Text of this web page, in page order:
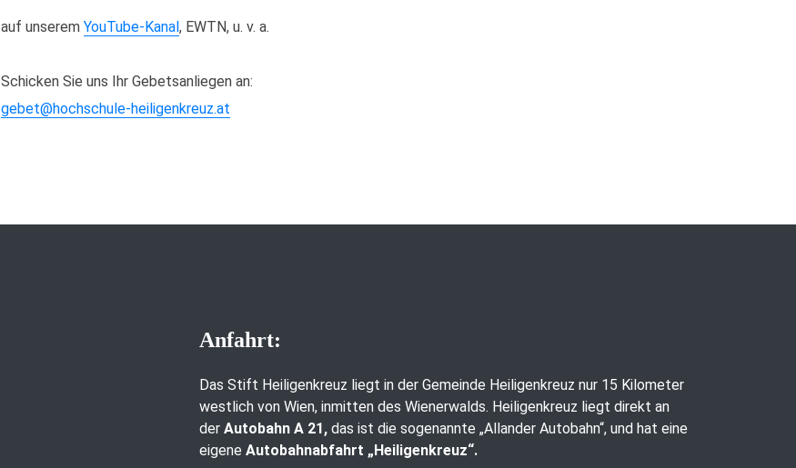
auf unseremYouTube-Kanal, EWTN, u. v. a.
Schicken Sie uns Ihr Gebetsanliegen an:
gebet@hochschule-heiligenkreuz.at
Anfahrt:
Das Stift Heiligenkreuz liegt in der Gemeinde Heiligenkreuz nur 15 Kilometer
westlich von Wien, inmitten des Wienerwalds. Heiligenkreuz liegt direkt an
der Autobahn A 21, das ist die sogenannte „Allander Autobahn“, und hat eine
eigene Autobahnabfahrt „Heiligenkreuz“.